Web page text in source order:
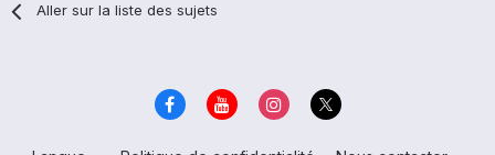
Aller sur la liste des sujets